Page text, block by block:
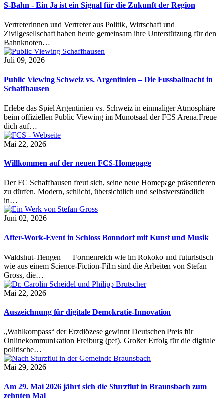
S-Bahn - Ein Ja ist ein Signal für die Zukunft der Region
Vertreterinnen und Vertreter aus Politik, Wirtschaft und
Zivilgesellschaft haben heute gemeinsam ihre Unterstützung für den
Bahnknoten…
Juli 09, 2026
Public Viewing Schweiz vs. Argentinien – Die Fussballnacht in
Schaffhausen
Erlebe das Spiel Argentinien vs. Schweiz in einmaliger Atmosphäre
beim offiziellen Public Viewing im Munotsaal der FCS Arena.Freue
dich auf…
Mai 22, 2026
Willkommen auf der neuen FCS-Homepage
Der FC Schaffhausen freut sich, seine neue Homepage präsentieren
zu dürfen. Modern, schlicht, übersichtlich und selbstverständlich
in…
Juni 02, 2026
After-Work-Event in Schloss Bonndorf mit Kunst und Musik
Waldshut-Tiengen — Formenreich wie im Rokoko und futuristisch
wie aus einem Science-Fiction-Film sind die Arbeiten von Stefan
Gross, die…
Mai 22, 2026
Auszeichnung für digitale Demokratie-Innovation
„Wahlkompass“ der Erzdiözese gewinnt Deutschen Preis für
Onlinekommunikation Freiburg (pef). Großer Erfolg für die digitale
politische…
Mai 29, 2026
Am 29. Mai 2026 jährt sich die Sturzflut in Braunsbach zum
zehnten Mal